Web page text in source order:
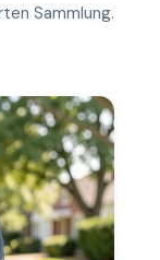
Sammlung.